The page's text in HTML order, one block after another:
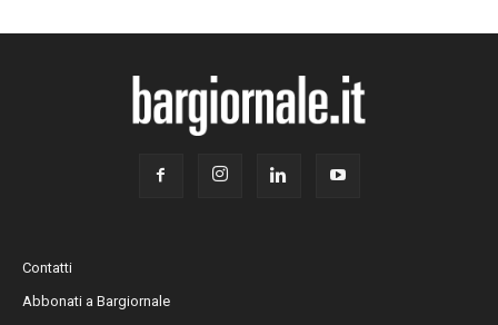
Contatti
Abbonati a Bargiornale